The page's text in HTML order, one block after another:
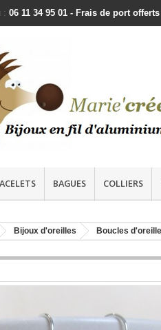
: 06 11 34 95 01 - Frais de port
BAGUES COLLIERS
Bijoux d'oreilles Boucles d'oreille